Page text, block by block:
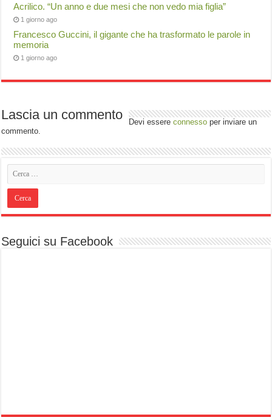
Acrilico. “Un anno e due mesi che non vedo mia figlia”
1 giorno ago
Francesco Guccini, il gigante che ha trasformato le parole in
memoria
1 giorno ago
Lascia un commento Devi essereconnesso per inviare un
commento.
Seguici su Facebook